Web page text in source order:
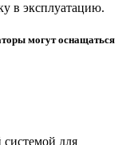
в эксплуатацию.
могут оснащаться
для